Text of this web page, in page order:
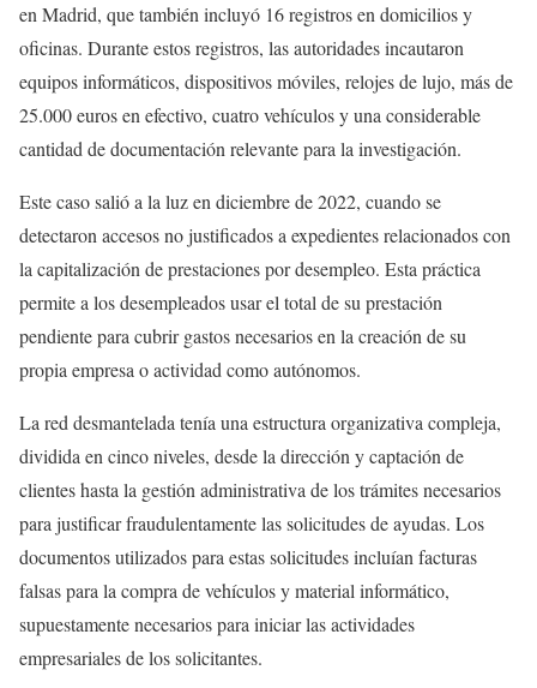
en Madrid, que también incluyó 16 registros en domicilios y
oficinas. Durante estos registros, las autoridades incautaron
equipos informáticos, dispositivos móviles, relojes de lujo, más de
25.000 euros en efectivo, cuatro vehículos y una considerable
cantidad de documentación relevante para la investigación.
Este caso salió a la luz en diciembre de 2022, cuando se
detectaron accesos no justificados a expedientes relacionados con
la capitalización de prestaciones por desempleo. Esta práctica
permite a los desempleados usar el total de su prestación
pendiente para cubrir gastos necesarios en la creación de su
propia empresa o actividad como autónomos.
La red desmantelada tenía una estructura organizativa compleja,
dividida en cinco niveles, desde la dirección y captación de
clientes hasta la gestión administrativa de los trámites necesarios
para justificar fraudulentamente las solicitudes de ayudas. Los
documentos utilizados para estas solicitudes incluían facturas
falsas para la compra de vehículos y material informático,
supuestamente necesarios para iniciar las actividades
empresariales de los solicitantes.